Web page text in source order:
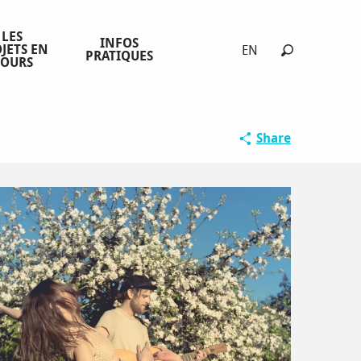
EN
LES
EN
INFOS
PRATIQUES
Share